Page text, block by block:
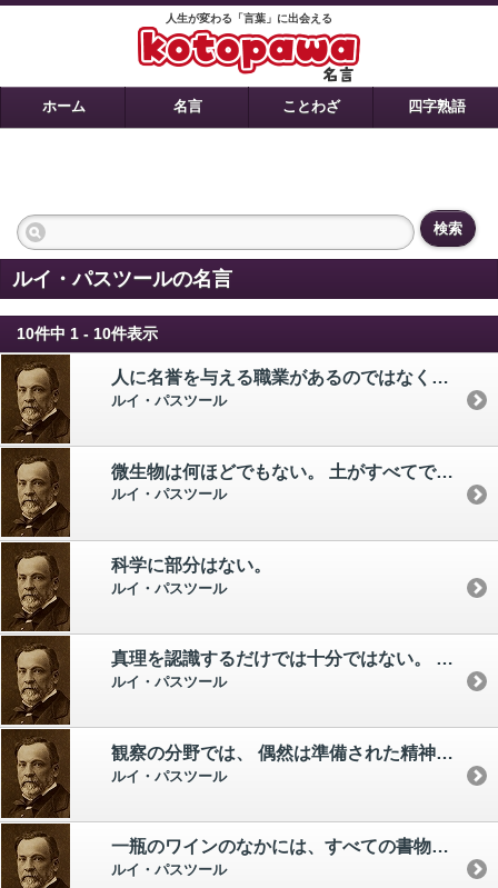
人生が変わる「言葉」に出会える
ホーム 名言 ことわざ 四字熟語
検索
ルイ・パスツールの名言
10件中 1 - 10件表示
人に名誉を与える職業があるのではなく、むしろその職業を名誉と思う人がいるのである。
ルイ・パスツール
微生物は何ほどでもない。 土がすべてである。
ルイ・パスツール
科学に部分はない。
ルイ・パスツール
真理を認識するだけでは十分ではない。 さらに真理を公表しなければならない。
ルイ・パスツール
観察の分野では、 偶然は準備された精神を支える。
ルイ・パスツール
一瓶のワインのなかには、すべての書物よりも多くの哲学が詰まっている。
ルイ・パスツール